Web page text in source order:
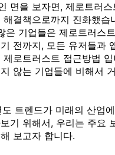
면을 보자면, 제로트러
해결책으로까지 진화했
은 기업들은 제로트러스
전까지, 모든 유저들과
제로트러스트 접근방법
않는 기업들에 비해서
트렌드가 미래의 산업
기 위해서, 우리는 주요
보고자 합니다.